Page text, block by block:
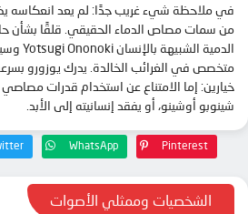
في ملاحظة شيء غريب جدًا: لم يعد انعكاسه
من سمات مصاص الدماء الحقيقي. قلقًا بشأن
متخصص في الغرائب ​​الخالدة. يدرك يوزورو
خيارين: إما الامتناع عن استخدام قدرات مصاصي
شينوبو أوشينو، أو يفقد إنسانيته إلى الأبد.
WhatsApp Pinterest
الشخصيات وممثلي الأصوات